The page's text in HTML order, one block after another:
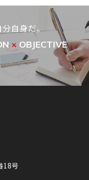
自身だ。
×OBJECTIVE
18号